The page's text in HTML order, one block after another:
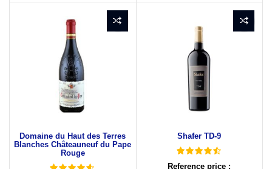
Domaine du Haut des Terres
Blanches Châteauneuf du Pape
Rouge
Shafer TD-9
Reference price :